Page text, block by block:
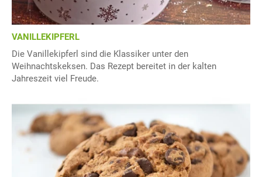
VANILLEKIPFERL
Die Vanillekipferl sind die Klassiker unter den
Weihnachtskeksen. Das Rezept bereitet in der kalten
Jahreszeit viel Freude.